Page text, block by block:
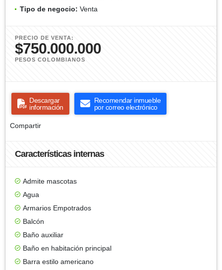
Tipo de negocio: Venta
PRECIO DE VENTA:
$750.000.000
PESOS COLOMBIANOS
Descargar
información
Recomendar inmueble
por correo electrónico
Compartir
Características internas
Admite mascotas
Agua
Armarios Empotrados
Balcón
Baño auxiliar
Baño en habitación principal
Barra estilo americano